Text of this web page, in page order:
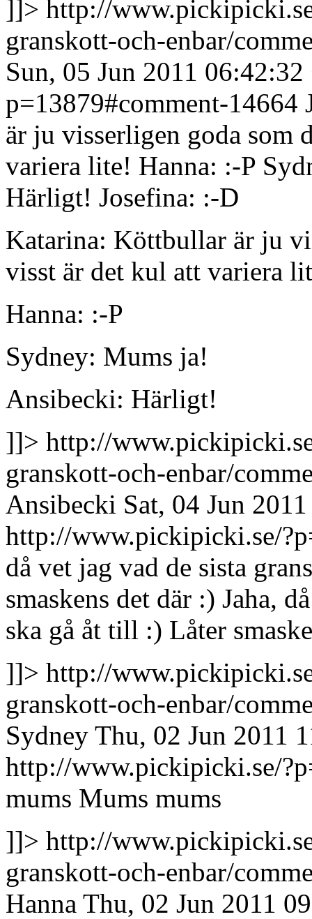
]]> http://
granskott-och-enbar/
Sun, 05 Jun 2011
p=13879#comment-14664
är ju visserligen goda som
variera lite! Hanna: :-P
Härligt! Josefina: :-D
Katarina: Köttbullar är ju
visst är det kul att variera
Hanna: :-P
Sydney: Mums ja!
Ansibecki: Härligt!
]]> http://
granskott-och-enbar/
Ansibecki Sat, 04 Jun
http://www.pickipicki.se/
då vet jag vad de sista
smaskens det där :) Jaha,
ska gå åt till :) Låter
]]> http://
granskott-och-enbar/
Sydney Thu, 02 Jun 2011
http://www.pickipicki.se/
mums Mums mums
]]> http://
granskott-och-enbar/
Hanna Thu, 02 Jun 2011